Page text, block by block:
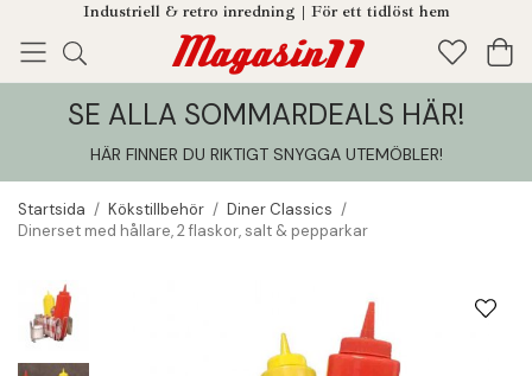
Industriell & retro inredning | För ett tidlöst hem
Enjoy! Tillagt i din varukorg
SE ALLA SOMMARDEALS HÄR!
HÄR FINNER DU RIKTIGT SNYGGA UTEMÖBLER!
Startsida / Kökstillbehör / Diner Classics /
Dinerset med hållare, 2 flaskor, salt & pepparkar